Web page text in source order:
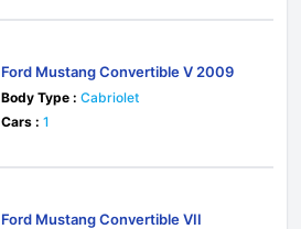
Ford Mustang Convertible V 2009
Body Type : Cabriolet
Cars : 1
Ford Mustang Convertible VII